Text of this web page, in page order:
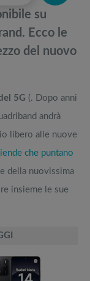
Friday Week
su
Ecco le
del nuovo
5G (. Dopo anni
andrà
libero alle nuove
che puntano
della nuovissima
insieme le sue